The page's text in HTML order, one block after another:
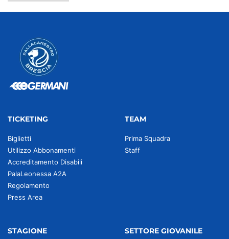
TICKETING
Biglietti
Utilizzo Abbonamenti
Accreditamento Disabili
PalaLeonessa A2A
Regolamento
Press Area
TEAM
Prima Squadra
Staff
STAGIONE SETTORE GIOVANILE